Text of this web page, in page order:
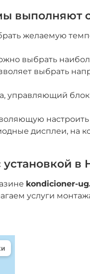
желаемую
выбрать
выбрать
управляющий
дисплеи, на
в
kondicioner-
услуги